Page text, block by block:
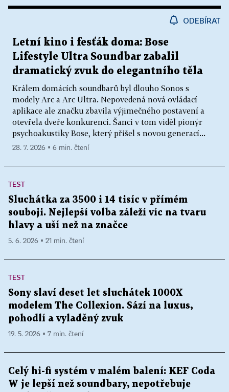
ODEBÍRAT
Letní kino i fesťák doma: Bose
Lifestyle Ultra Soundbar zabalil
dramatický zvuk do elegantního těla
Králem domácích soundbarů byl dlouho Sonos s
modely Arc a Arc Ultra. Nepovedená nová ovládací
aplikace ale značku zbavila výjimečného postavení a
otevřela dveře konkurenci. Šanci v tom viděl pionýr
psychoakustiky Bose, který přišel s novou generací...
28. 7. 2026 ▪ 6 min. čtení
TEST
Sluchátka za 3500 i 14 tisíc v přímém
souboji. Nejlepší volba záleží víc na tvaru
hlavy a uší než na značce
5. 6. 2026 ▪ 21 min. čtení
TEST
Sony slaví deset let sluchátek 1000X
modelem The Collexion. Sází na luxus,
pohodlí a vyladěný zvuk
19. 5. 2026 ▪ 7 min. čtení
Celý hi-fi systém v malém balení: KEF Coda
W je lepší než soundbary, nepotřebuje